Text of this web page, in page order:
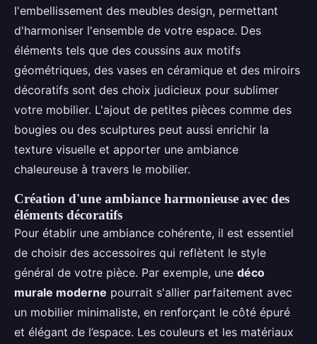
l'embellissement des meubles design, permettant
d'harmoniser l'ensemble de votre espace. Des
éléments tels que des coussins aux motifs
géométriques, des vases en céramique et des miroirs
décoratifs sont des choix judicieux pour sublimer
votre mobilier. L'ajout de petites pièces comme des
bougies ou des sculptures peut aussi enrichir la
texture visuelle et apporter une ambiance
chaleureuse à travers le mobilier.
Création d'une ambiance harmonieuse avec des
éléments décoratifs
Pour établir une ambiance cohérente, il est essentiel
de choisir des accessoires qui reflètent le style
général de votre pièce. Par exemple, une déco
murale moderne pourrait s'allier parfaitement avec
un mobilier minimaliste, en renforçant le côté épuré
et élégant de l’espace. Les couleurs et les matériaux